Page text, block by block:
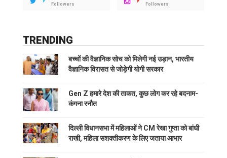
Followers
Followers
TRENDING
बच्चों की वैज्ञानिक सोच को मिलेगी नई उड़ान, भारतीय
वैज्ञानिक विरासत से जोड़ेगी योगी सरकार
Gen Z हमारे देश की ताकत, कुछ लोग कर रहे बदनाम-
कंगना रनौत
दिल्ली विधानसभा में महिलाओं ने CM रेखा गुप्ता को बांधी
राखी, महिला सशक्तीकरण के लिए जताया आभार